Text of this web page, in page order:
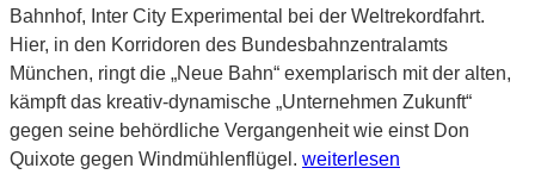
Bahnhof, Inter City Experimental bei der Weltrekordfahrt.
Hier, in den Korridoren des Bundesbahnzentralamts
München, ringt die „Neue Bahn“ exemplarisch mit der alten,
kämpft das kreativ-dynamische „Unternehmen Zukunft“
gegen seine behördliche Vergangenheit wie einst Don
Quixote gegen Windmühlenflügel. „Warum
weiterlesen